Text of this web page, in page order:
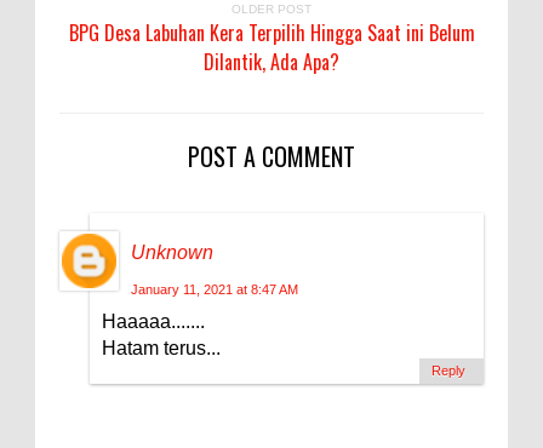
OLDER POST
BPG Desa Labuhan Kera Terpilih Hingga Saat ini Belum
Dilantik, Ada Apa?
POST A COMMENT
Unknown
January 11, 2021 at 8:47 AM
Haaaaa.......
Hatam terus...
Reply